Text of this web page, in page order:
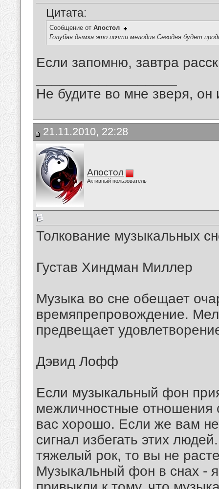
Цитата:
Сообщение от Апостол
Голубая дымка это почти мелодия.Сегодня будет
Если запомню, завтра
Не будите во мне зверя, он
21.11.2010, 22:28
Апостол
Активный пользователь
Толкование музыкальных
Густав Хиндман Миллер
Музыка во сне обещает
времяпрепровождение.
предвещает
Дэвид Лофф
Если музыкальный фон
межличностные
вас хорошо. Если же вам
сигнал избегать этих
тяжелый рок, то вы не
Музыкальный фон в снах -